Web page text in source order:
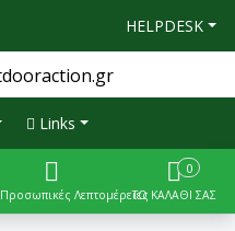
HELPDESK
Links
Προσωπικές Λεπτομέρειες
0
ΤΟ ΚΑΛΑΘΙ ΣΑΣ